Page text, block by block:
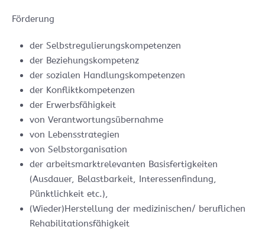
Förderung
der Selbstregulierungskompetenzen
der Beziehungskompetenz
der sozialen Handlungskompetenzen
der Konfliktkompetenzen
der Erwerbsfähigkeit
von Verantwortungsübernahme
von Lebensstrategien
von Selbstorganisation
der arbeitsmarktrelevanten Basisfertigkeiten
(Ausdauer, Belastbarkeit, Interessenfindung,
Pünktlichkeit etc.),
(Wieder)Herstellung der medizinischen/ beruflichen
Rehabilitationsfähigkeit